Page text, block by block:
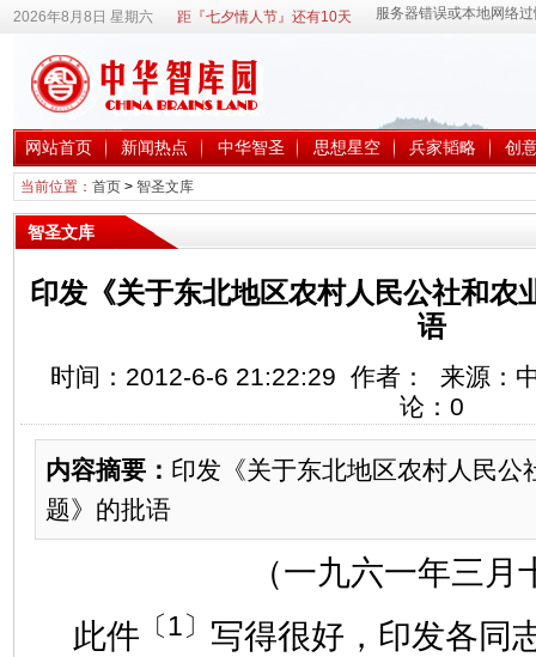
2026年8月8日 星期六 距『七夕情人节』还有10天
网站首页 新闻热点 中华智圣 思想星空 兵家韬略 创
当前位置： 首页> 智圣文库
智圣文库
印发《关于东北地区农村人民公社和农
语
时间：2012-6-6 21:22:29 作者： 来源：
论： 0
内容摘要： 印发《关于东北地区农村人民公
题》的批语
（一九六一年三月
此件 〔1〕 写得很好，印发各同